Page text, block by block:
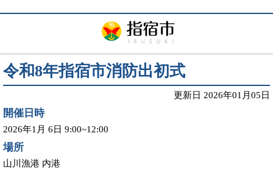
令和8年指宿市消防出初式
更新日 2026年01月05日
開催日時
2026年1月 6日 9:00~12:00
場所
山川漁港 内港